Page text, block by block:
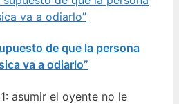
de que la persona
va a odiarlo”
asumir el oyente no le